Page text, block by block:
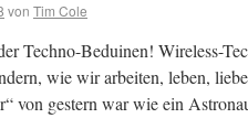
von Tim Cole
Techno-Beduinen! Wireless-
wie wir arbeiten, leben,
von gestern war wie ein